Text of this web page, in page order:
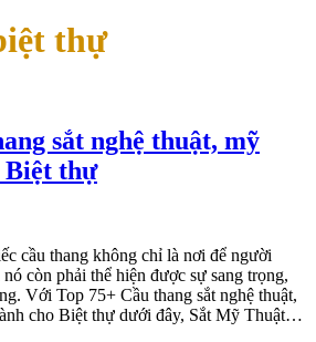
thự
sắt nghệ thuật, mỹ
Biệt thự
cầu thang không chỉ là nơi để người
còn phải thể hiện được sự sang trọng,
Với Top 75+ Cầu thang sắt nghệ thuật,
cho Biệt thự dưới đây, Sắt Mỹ Thuật…